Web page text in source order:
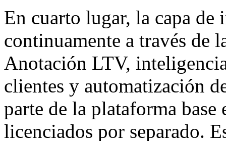
En cuarto lugar, la capa de
continuamente a través de
Anotación LTV,
clientes y automatización
parte de la plataforma
licenciados por separado.